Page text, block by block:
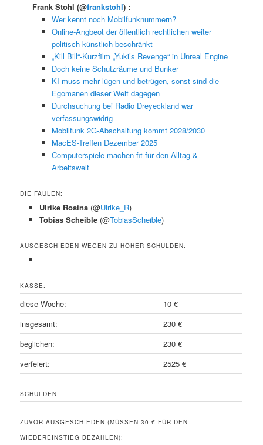
Frank Stohl(@frankstohl) :
Wer kennt noch Mobilfunknummern?
Online-Angbeot der öffentlich rechtlichen weiter
politisch künstlich beschränkt
„Kill Bill“-Kurzfilm „Yuki’s Revenge“ in Unreal Engine
Doch keine Schutzräume und Bunker
KI muss mehr lügen und betrügen, sonst sind die
Egomanen dieser Welt dagegen
Durchsuchung bei Radio Dreyeckland war
verfassungswidrig
Mobilfunk 2G-Abschaltung kommt 2028/2030
MacES-Treffen Dezember 2025
Computerspiele machen fit für den Alltag &
Arbeitswelt
DIE FAULEN:
Ulrike Rosina (@Ulrike_R)
Tobias Scheible (@TobiasScheible)
AUSGESCHIEDEN WEGEN ZU HOHER SCHULDEN:
KASSE:
diese Woche:
10 €
insgesamt:
230 €
beglichen:
230 €
verfeiert:
2525 €
SCHULDEN:
ZUVOR AUSGESCHIEDEN (MÜSSEN 30 € FÜR DEN
WIEDEREINSTIEG BEZAHLEN):